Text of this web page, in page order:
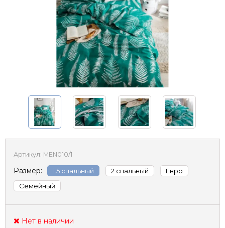
Артикул: MEN010/1
Размер: 1.5 спальный 2 спальный
Евро
Семейный
Нет в наличии